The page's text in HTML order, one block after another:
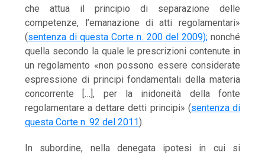
che attua il principio di separazione delle
competenze, l’emanazione di atti regolamentari»
(sentenza di questa Corte n. 200 del 2009);nonché
quella secondo la quale le prescrizioni contenute in
un regolamento «non possono essere considerate
espressione di principi fondamentali della materia
concorrente […], per la inidoneità della fonte
regolamentare a dettare detti principi» (sentenza di
questa Corte n. 92 del 2011).
In subordine, nella denegata ipotesi in cui si